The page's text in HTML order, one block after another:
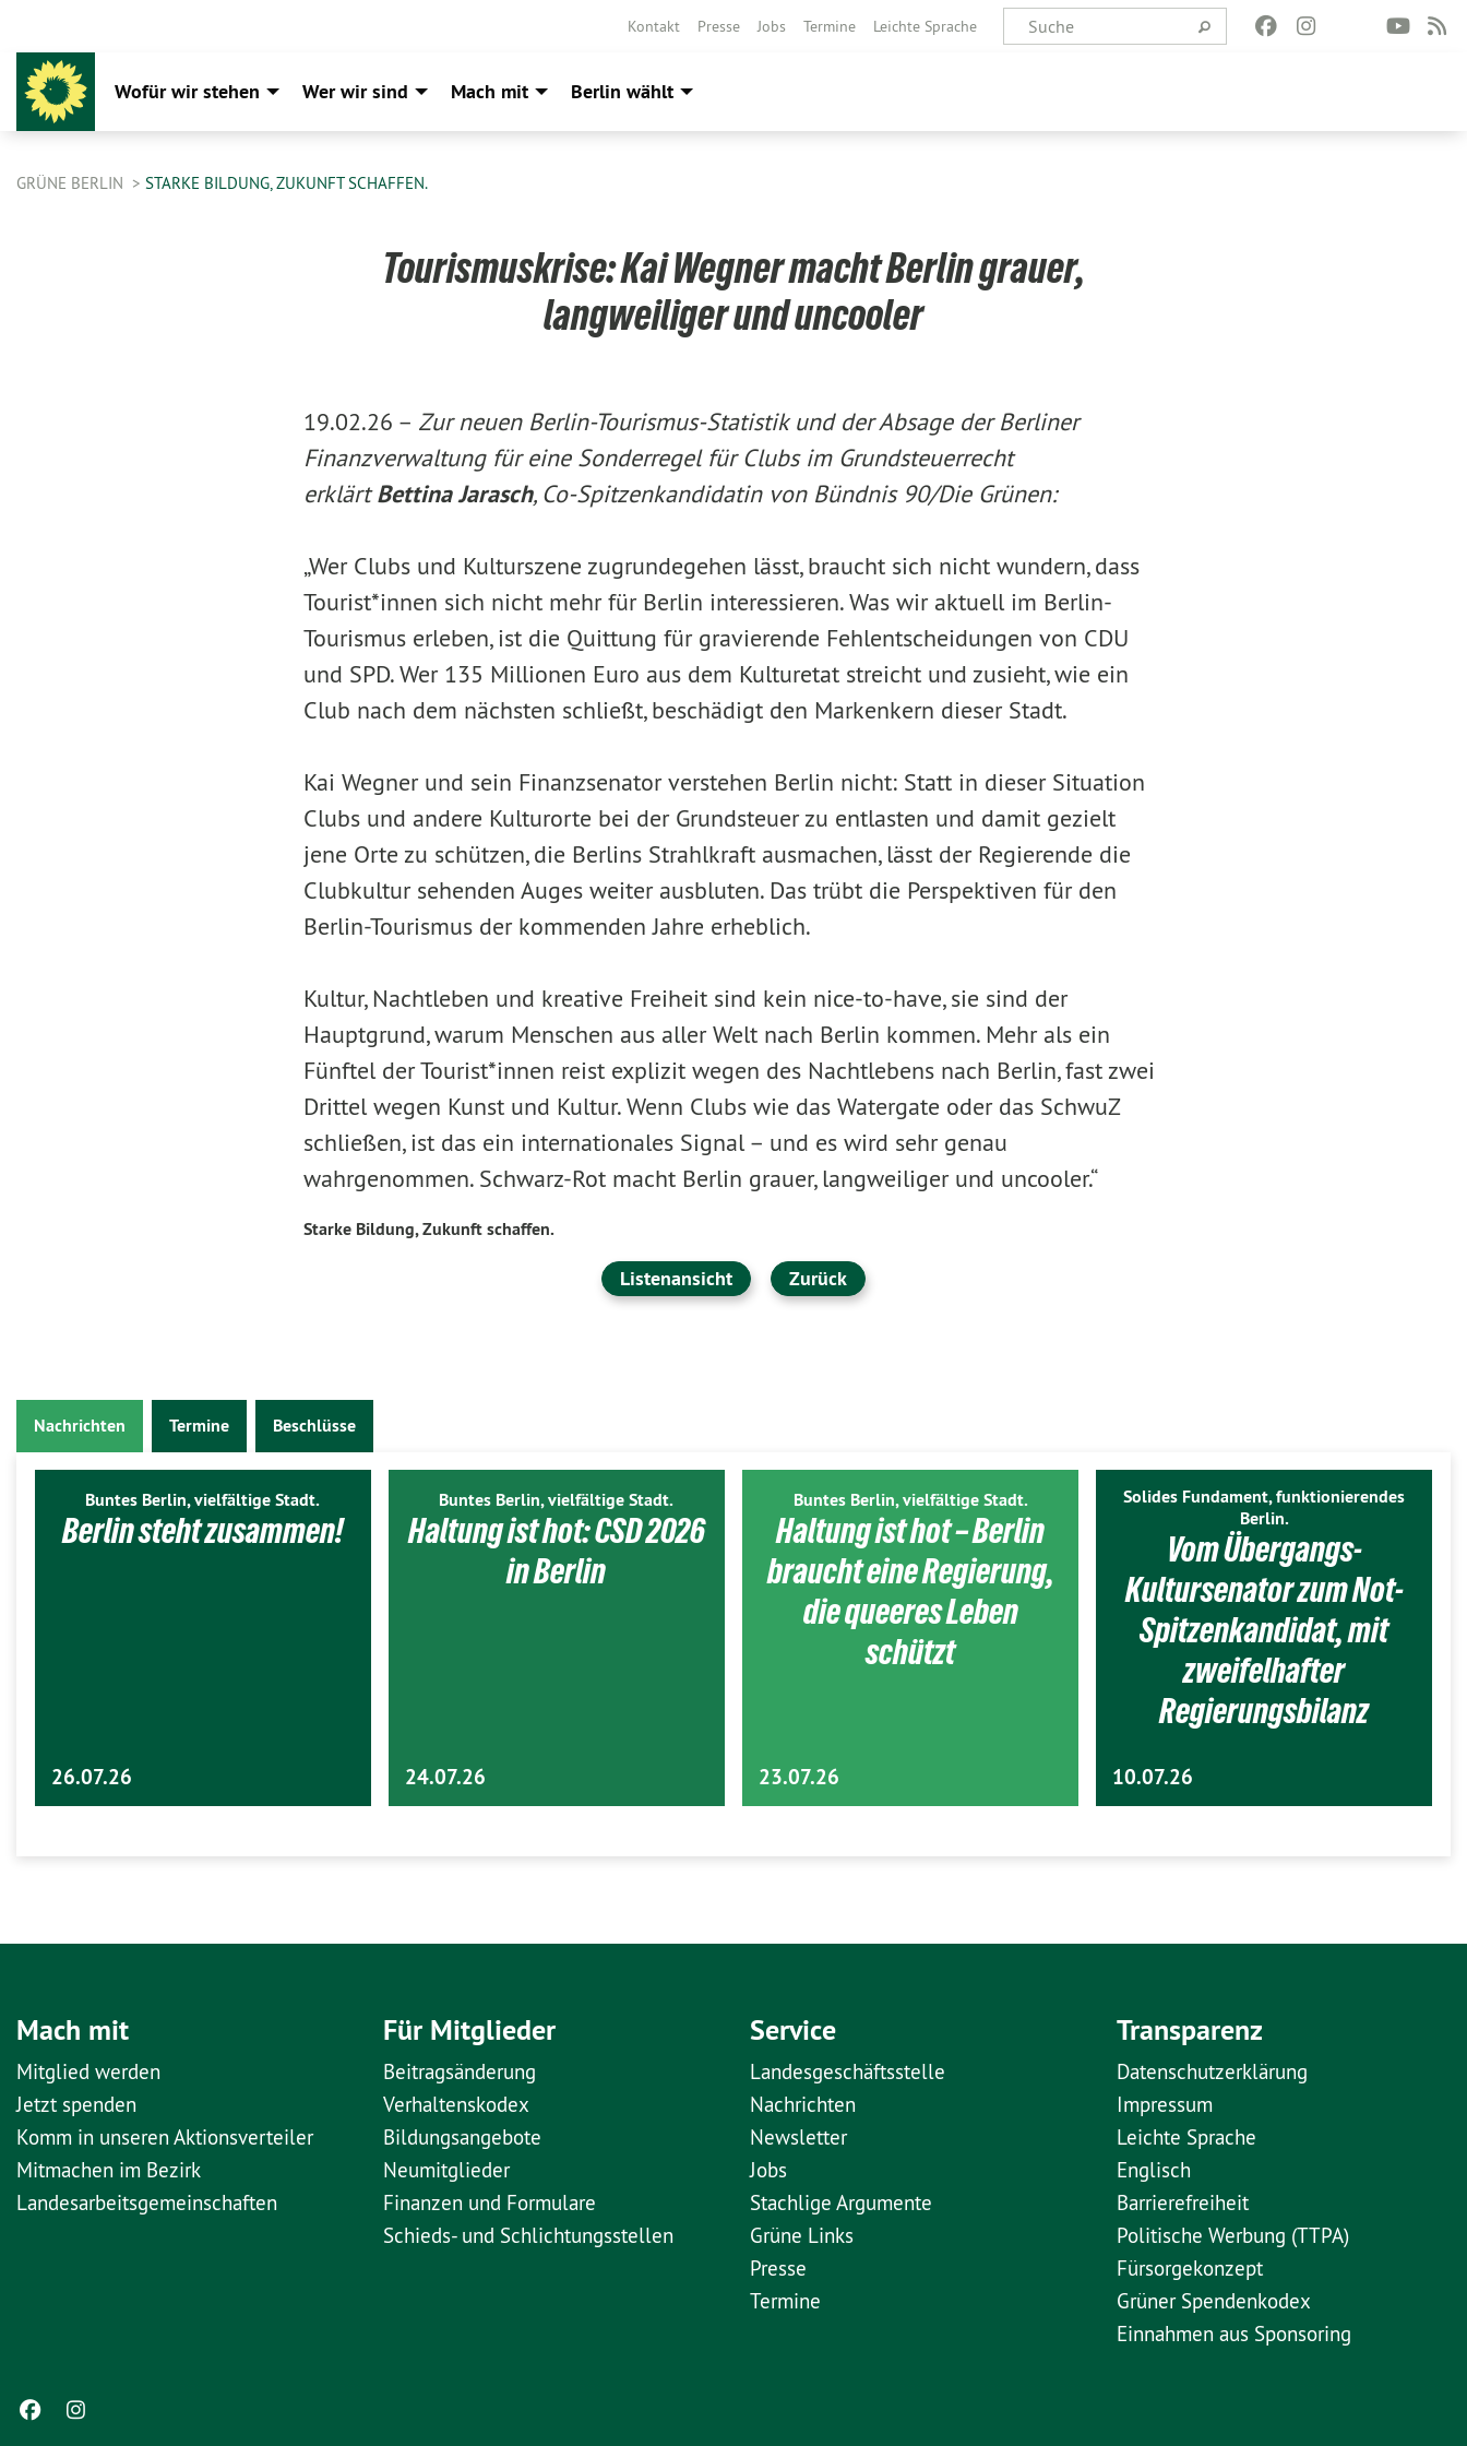
Kontakt Presse Jobs Termine Leichte Sprache
Wofür wir stehen Wer wir sind Mach mit Berlin wählt
GRÜNE BERLIN STARKE BILDUNG, ZUKUNFT SCHAFFEN.
Tourismuskrise: Kai Wegner macht Berlin grauer,
langweiliger und uncooler
19.02.26 – Zur neuen Berlin-Tourismus-Statistik und der Absage der Berliner
Finanzverwaltung für eine Sonderregel für Clubs im Grundsteuerrecht
erklärtBettina Jarasch, Co-Spitzenkandidatin von Bündnis 90/Die Grünen:
„Wer Clubs und Kulturszene zugrundegehen lässt, braucht sich nicht wundern, dass
Tourist*innen sich nicht mehr für Berlin interessieren. Was wir aktuell im Berlin-
Tourismus erleben, ist die Quittung für gravierende Fehlentscheidungen von CDU
und SPD. Wer 135 Millionen Euro aus dem Kulturetat streicht und zusieht, wie ein
Club nach dem nächsten schließt, beschädigt den Markenkern dieser Stadt.
Kai Wegner und sein Finanzsenator verstehen Berlin nicht: Statt in dieser Situation
Clubs und andere Kulturorte bei der Grundsteuer zu entlasten und damit gezielt
jene Orte zu schützen, die Berlins Strahlkraft ausmachen, lässt der Regierende die
Clubkultur sehenden Auges weiter ausbluten. Das trübt die Perspektiven für den
Berlin-Tourismus der kommenden Jahre erheblich.
Kultur, Nachtleben und kreative Freiheit sind kein nice-to-have, sie sind der
Hauptgrund, warum Menschen aus aller Welt nach Berlin kommen. Mehr als ein
Fünftel der Tourist*innen reist explizit wegen des Nachtlebens nach Berlin, fast zwei
Drittel wegen Kunst und Kultur. Wenn Clubs wie das Watergate oder das SchwuZ
schließen, ist das ein internationales Signal – und es wird sehr genau
wahrgenommen. Schwarz-Rot macht Berlin grauer, langweiliger und uncooler.“
Starke Bildung, Zukunft schaffen.
Listenansicht Zurück
Nachrichten Termine Beschlüsse
Buntes Berlin, vielfältige Stadt.
Berlin steht zusammen!
26.07.26
Buntes Berlin, vielfältige Stadt.
Haltung ist hot: CSD 2026
in Berlin
24.07.26
Buntes Berlin, vielfältige Stadt.
Haltung ist hot – Berlin
braucht eine Regierung,
die queeres Leben
schützt
23.07.26
Solides Fundament, funktionierendes
Berlin.
Vom Übergangs-
Kultursenator zum Not-
Spitzenkandidat, mit
zweifelhafter
Regierungsbilanz
10.07.26
Mach mit
Mitglied werden
Jetzt spenden
Komm in unseren Aktionsverteiler
Mitmachen im Bezirk
Landesarbeitsgemeinschaften
Für Mitglieder
Beitragsänderung
Verhaltenskodex
Bildungsangebote
Neumitglieder
Finanzen und Formulare
Schieds- und Schlichtungsstellen
Service
Landesgeschäftsstelle
Nachrichten
Newsletter
Jobs
Stachlige Argumente
Grüne Links
Presse
Termine
Transparenz
Datenschutzerklärung
Impressum
Leichte Sprache
Englisch
Barrierefreiheit
Politische Werbung (TTPA)
Fürsorgekonzept
Grüner Spendenkodex
Einnahmen aus Sponsoring